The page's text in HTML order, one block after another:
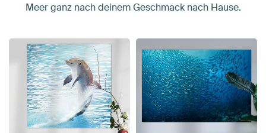
Meer ganz nach deinem Geschmack nach Hause.